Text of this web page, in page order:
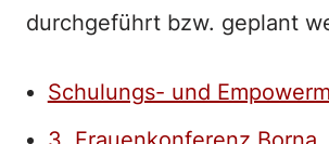
durchgeführt bzw. geplant
Schulungs- und